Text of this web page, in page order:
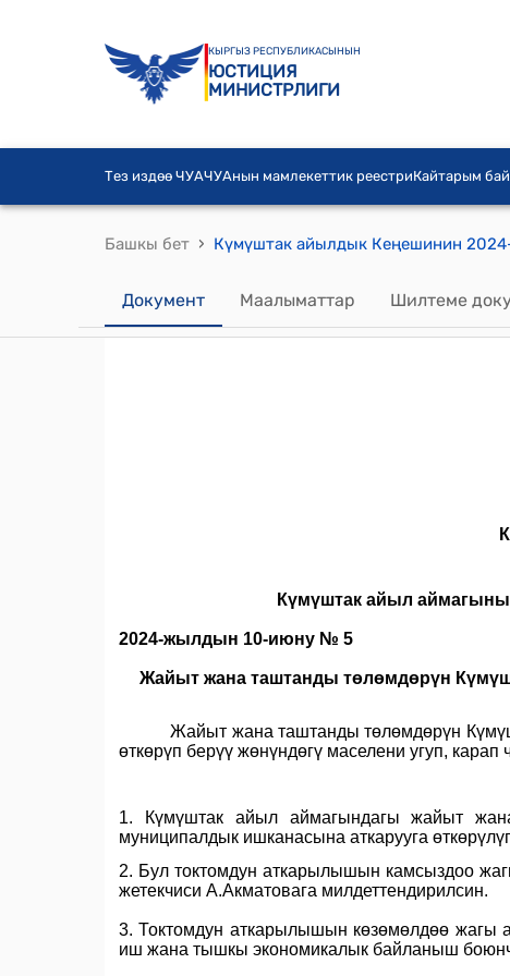
КЫРГЫЗ РЕСПУБЛИКАСЫНЫН
ЮСТИЦИЯ
МИНИСТРЛИГИ
Тез издөө ЧУАЧУАнын мамлекеттик реестриКайтарым
Башкы бет ›
Документ Маалыматтар Шилтеме